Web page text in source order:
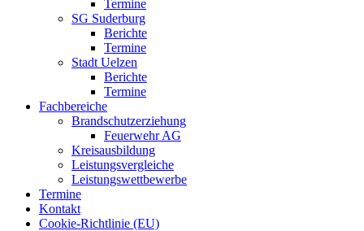
Termine
SG Suderburg
Berichte
Termine
Stadt Uelzen
Berichte
Termine
Fachbereiche
Brandschutzerziehung
Feuerwehr AG
Kreisausbildung
Leistungsvergleiche
Leistungswettbewerbe
Termine
Kontakt
Cookie-Richtlinie (EU)